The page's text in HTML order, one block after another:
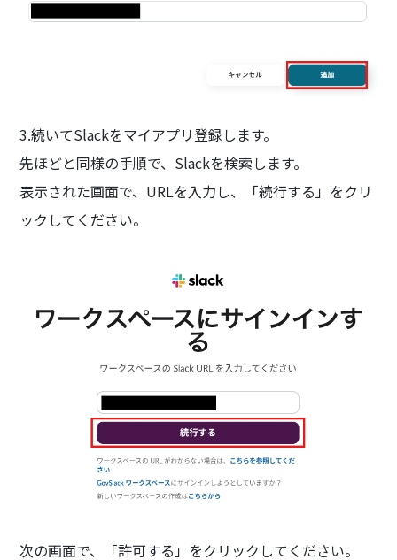
3.続いてSlackをマイアプリ登録します。
先ほどと同様の手順で、Slackを検索します。
表示された画面で、URLを入力し、「続行する」をクリ
ックしてください。
次の画面で、「許可する」をクリックしてください。